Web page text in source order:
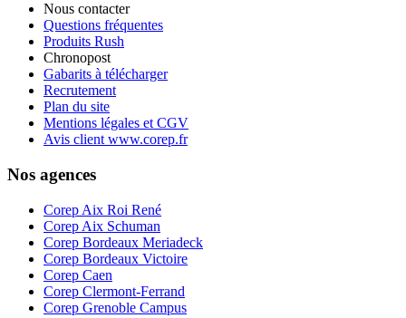
Nous contacter
Questions fréquentes
Produits Rush
Chronopost
Gabarits à télécharger
Recrutement
Plan du site
Mentions légales et CGV
Avis client www.corep.fr
Nos agences
Corep Aix Roi René
Corep Aix Schuman
Corep Bordeaux Meriadeck
Corep Bordeaux Victoire
Corep Caen
Corep Clermont-Ferrand
Corep Grenoble Campus